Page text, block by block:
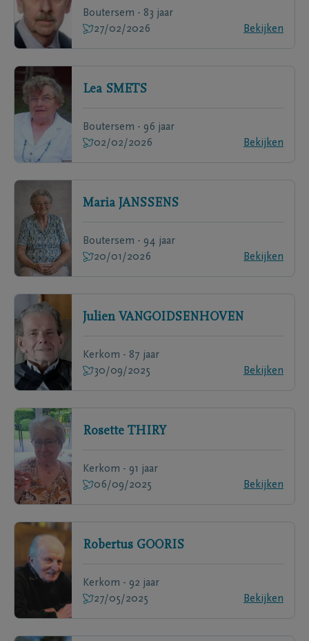
Boutersem - 83 jaar
27/02/2026
Bekijken
Lea SMETS
Boutersem - 96 jaar
02/02/2026
Bekijken
Maria JANSSENS
Boutersem - 94 jaar
20/01/2026
Bekijken
Julien VANGOIDSENHOVEN
Kerkom - 87 jaar
30/09/2025
Bekijken
Rosette THIRY
Kerkom - 91 jaar
06/09/2025
Bekijken
Robertus GOORIS
Kerkom - 92 jaar
27/05/2025
Bekijken